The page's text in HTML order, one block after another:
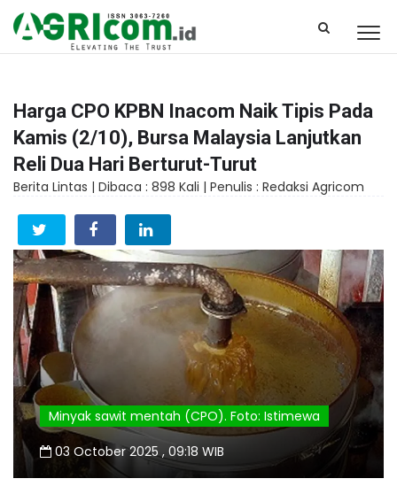
Harga CPO KPBN Inacom Naik Tipis Pada
Kamis (2/10), Bursa Malaysia Lanjutkan
Reli Dua Hari Berturut-Turut
Berita Lintas | Dibaca : 898 Kali | Penulis : Redaksi Agricom
Minyak sawit mentah (CPO). Foto: Istimewa
03 October 2025 , 09:18 WIB